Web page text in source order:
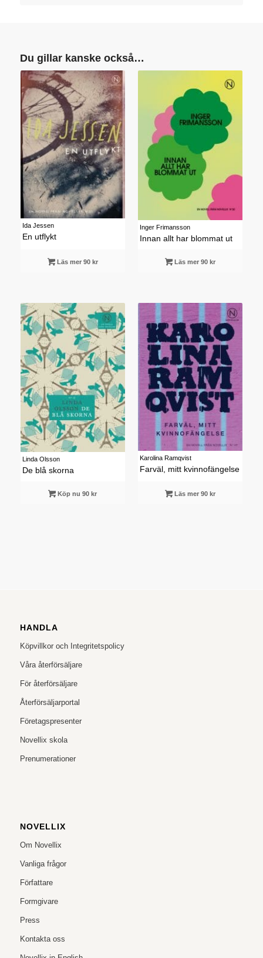
Du gillar kanske också…
Ida Jessen
En utflykt
Läs mer 90 kr
Inger Frimansson
Innan allt har blommat ut
Läs mer 90 kr
Linda Olsson
De blå skorna
Köp nu 90 kr
Karolina Ramqvist
Farväl, mitt kvinnofängelse
Läs mer 90 kr
HANDLA
Köpvillkor och Integritetspolicy
Våra återförsäljare
För återförsäljare
Återförsäljarportal
Företagspresenter
Novellix skola
Prenumerationer
NOVELLIX
Om Novellix
Vanliga frågor
Författare
Formgivare
Press
Kontakta oss